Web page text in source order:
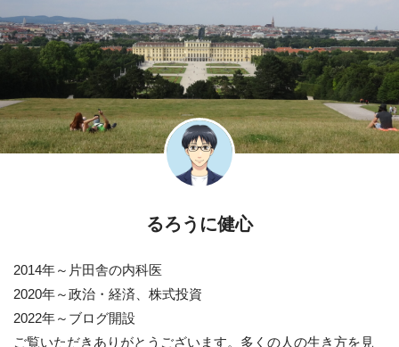
るろうに健心
2014年～片田舎の内科医
2020年～政治・経済、株式投資
2022年～ブログ開設
ご覧いただきありがとうございます。多くの人の生き方を見